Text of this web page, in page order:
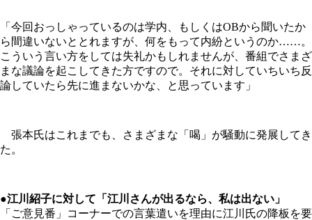
「今回おっしゃっているのは学内、もしくはOBから聞いたか
ら間違いないととれますが、何をもって内紛というのか……。
こういう言い方をしては失礼かもしれませんが、番組でさまざ
まな議論を起こしてきた方ですので。それに対していちいち反
論していたら先に進まないかな、と思っています」
張本氏はこれまでも、さまざまな「喝」が騒動に発展してき
た。
●江川紹子に対して「江川さんが出るなら、私は出ない」
「ご意見番」コーナーでの言葉遣いを理由に江川氏の降板を要